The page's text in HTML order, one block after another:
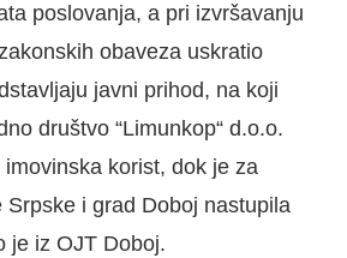
poslovanja, a pri izvršavanju
obaveza uskratio
javni prihod, na koji
društvo “Limunkop“ d.o.o.
korist, dok je za
Srpske i grad Doboj nastupila
je iz OJT Doboj.